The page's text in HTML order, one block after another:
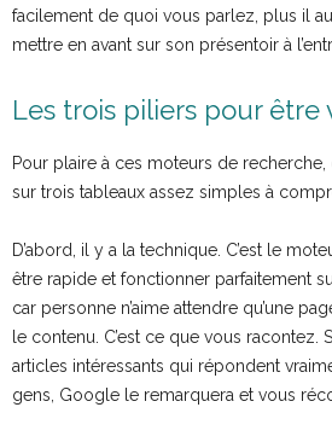
facilement de quoi vous parlez, plus il
mettre en avant sur son présentoir à
Les trois piliers pour être
Pour plaire à ces moteurs de
sur trois tableaux assez simples à
D’abord, il y a la technique. C’est le
être rapide et fonctionner parfaitement
car personne n’aime attendre qu’une
le contenu. C’est ce que vous racontez.
articles intéressants qui répondent
gens, Google le remarquera et vous